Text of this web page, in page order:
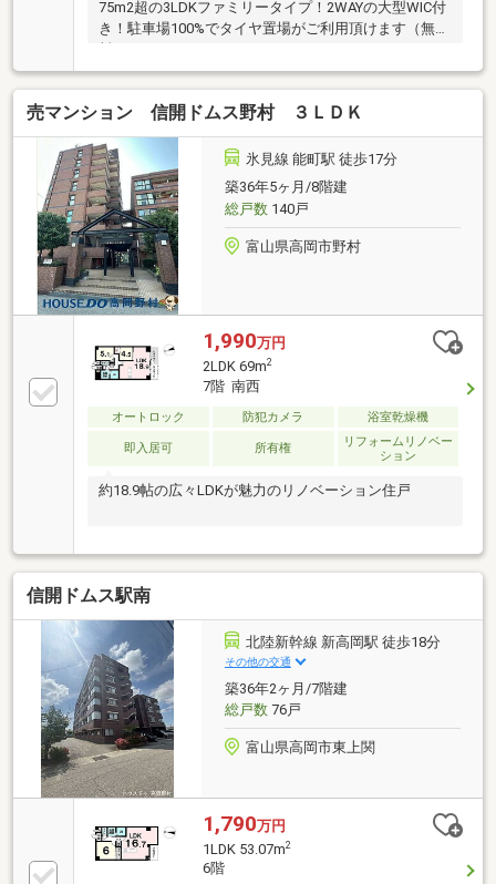
75m2超の3LDKファミリータイプ！2WAYの大型WIC付
き！駐車場100%でタイヤ置場がご利用頂けます（無
売マンション 信開ドムス野村 ３ＬＤＫ
氷見線 能町駅 徒歩17分
築36年5ヶ月/8階建
総戸数140戸
富山県高岡市野村
1,990万円
2LDK 69m2
7階 南西
オートロック 防犯カメラ 浴室乾燥機
即入居可 所有権
リフォームリノベー
ション
約18.9帖の広々LDKが魅力のリノベーション住戸
信開ドムス駅南
北陸新幹線 新高岡駅 徒歩18分
その他の交通
築36年2ヶ月/7階建
総戸数76戸
富山県高岡市東上関
1,790万円
1LDK 53.07m2
6階